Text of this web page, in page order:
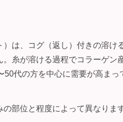
は、コグ（返し）付きの溶け
糸が溶ける過程でコラーゲ
50代の方を中心に需要が高ま
部位と程度によって異なりま